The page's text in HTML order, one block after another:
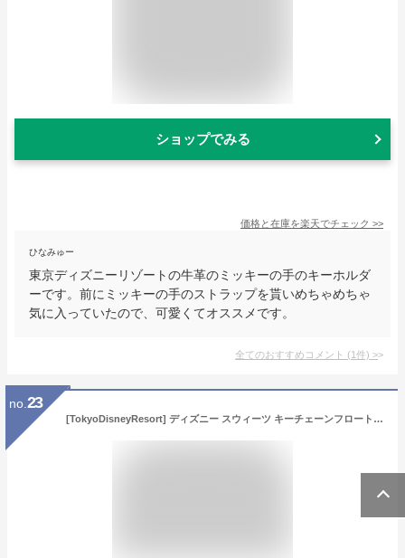
ショップでみる
価格と在庫を楽天でチェック >>
ひなみゅー
東京ディズニーリゾートの牛革のミッキーの手のキーホルダ
ーです。前にミッキーの手のストラップを貰いめちゃめちゃ
気に入っていたので、可愛くてオススメです。
全てのおすすめコメント (1件) >
no. 23
[TokyoDisneyResort] ディズニー スウィーツ キーチェーンフロート ドリンク 3個セット ミッキーフルーツ 東京ディズニーリゾート限定 食品サンプル風